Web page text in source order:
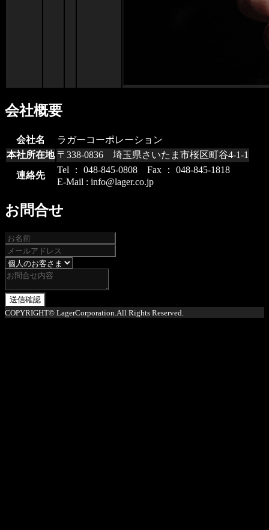
会社概要
会社名
ラガーコーポレーション
本社所在地 〒338-0836 埼玉県さいたま市桜区町谷4-1-1
連絡先
Tel ： 048-845-0808 Fax ： 048-845-1818
E-Mail : info@lager.co.jp
お問合せ
送信確認
COPYRIGHT© LagerCorporation.All Rights Reserved.